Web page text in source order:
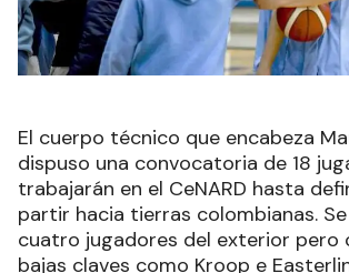
El cuerpo técnico que encabeza
dispuso una convocatoria de 18
trabajarán en el CeNARD hasta
partir hacia tierras colombianas.
cuatro jugadores del exterior pero
bajas claves como Kroop e